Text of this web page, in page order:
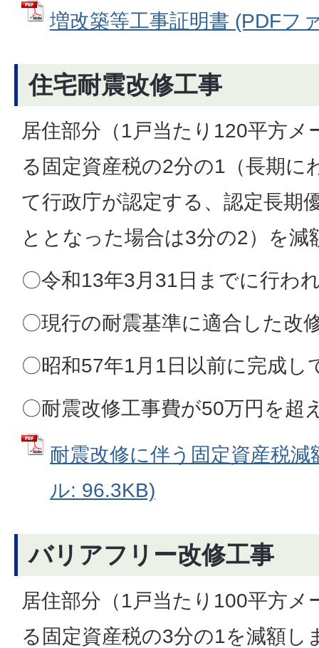
増改築等工事証明書 (PDFフ
住宅耐震改修工事
居住部分（1戸当たり120平方
る固定資産税の2分の1（長期に
て行政庁が認定する、認定長期
ととなった場合は3分の2）を減
〇令和13年3月31日までに行わ
〇現行の耐震基準に適合した改
〇昭和57年1月1日以前に完成し
〇耐震改修工事費が50万円を超
耐震改修に伴う固定資産税
ル: 96.3KB)
バリアフリー改修工事
居住部分（1戸当たり100平方
る固定資産税の3分の1を減額し